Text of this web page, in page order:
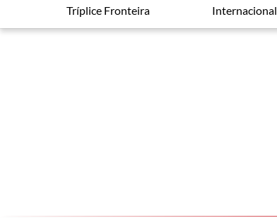
Tríplice Fronteira Internacional